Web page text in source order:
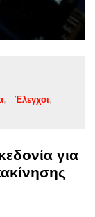
Έλεγχοι
για